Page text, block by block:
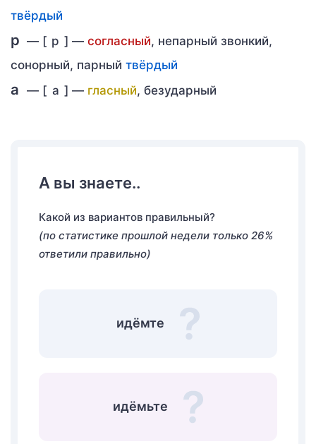
твёрдый
р — [ р ] — согласный, непарный звонкий,
сонорный, парный твёрдый
а — [ а ] — гласный, безударный
А вы знаете..
Какой из вариантов правильный?
(по статистике прошлой недели только 26%
ответили правильно)
идёмте
идёмьте